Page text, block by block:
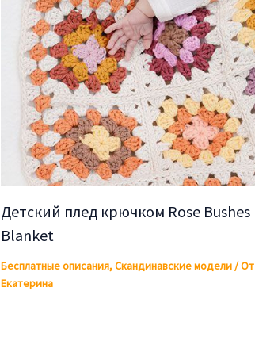
Детский плед крючком Rose Bushes
Blanket
Бесплатные описания,Скандинавские модели/ От
Екатерина